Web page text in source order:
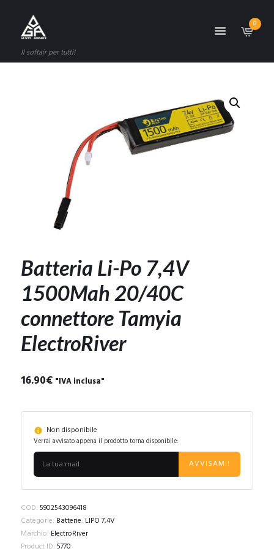
Il softair per tutti!
0
Batteria Li-Po 7,4V
1500Mah 20/40C
connettore Tamyia
ElectroRiver
16.90€ "IVA inclusa"
Non disponibile
Verrai avvisato appena il prodotto torna disponibile:
AVVISAMI!
COD: 5902543096418
Categorie: Batterie, LIPO 7,4V
Marchio: ElectroRiver
Product ID: 5770